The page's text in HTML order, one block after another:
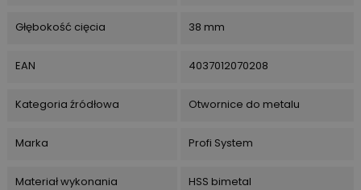
Głębokość cięcia 38 mm
EAN 4037012070208
Kategoria źródłowa Otwornice do metalu
Marka Profi System
Materiał wykonania HSS bimetal